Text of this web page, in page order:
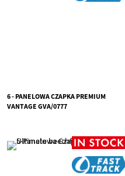
6 - PANELOWA CZAPKA PREMIUM
VANTAGE GVA/0777